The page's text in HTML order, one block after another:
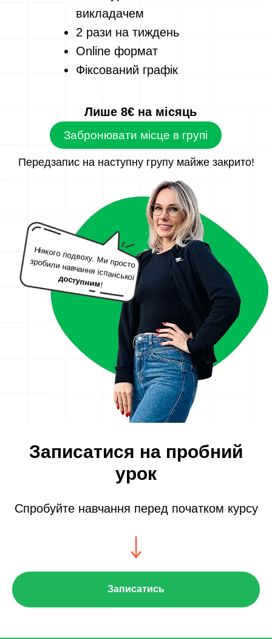
викладачем
2 рази на тиждень
Online формат
Фіксований графік
Лише 8€ на місяць
Забронювати місце в групі
Ніякого подвоху. Ми просто
зробили навчання іспанської
доступним!
Передзапис на наступну групу майже закрито!
Записатися на пробний
урок
Спробуйте навчання перед початком курсу
Записатись